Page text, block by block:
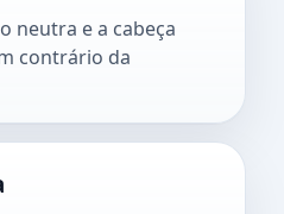
neutra e a cabeça
contrário da